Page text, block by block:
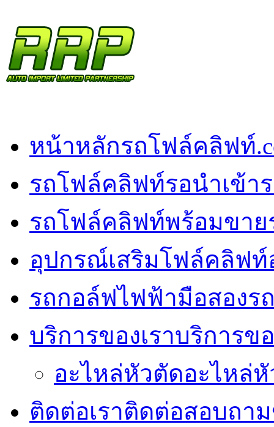
หน้าหลักรถโฟล์คลิฟท์
รถโฟล์คลิฟท์รอนำเข้า
รถโฟล์คลิฟท์พร้อมขาย
อุปกรณ์เสริมโฟล์คลิฟท์
รถกอล์ฟไฟฟ้ามือสองร
บริการของเราบริการข
อะไหล่หัวตัดอะไหล่
ติดต่อเราติดต่อสอบถา